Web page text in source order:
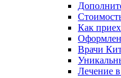
Как
Врачи
Лечение